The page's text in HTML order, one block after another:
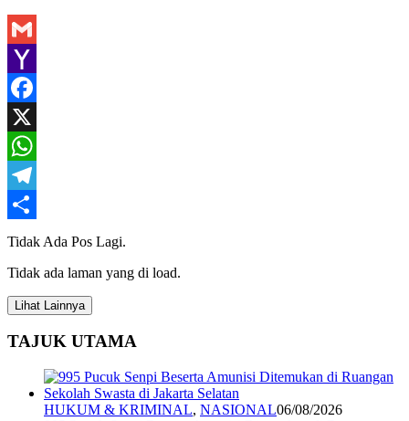
Gmail
Yahoo
Mail
Facebook
X
WhatsApp
Telegram
Share
Tidak Ada Pos Lagi.
Tidak ada laman yang di load.
Lihat Lainnya
TAJUK UTAMA
HUKUM & KRIMINAL, NASIONAL06/08/2026